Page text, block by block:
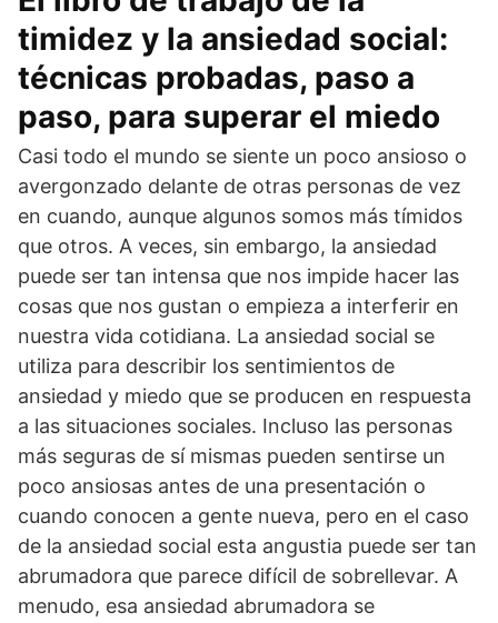
timidez y la ansiedad social:
técnicas probadas, paso a
paso, para superar el miedo
Casi todo el mundo se siente un poco ansioso o
avergonzado delante de otras personas de vez
en cuando, aunque algunos somos más tímidos
que otros. A veces, sin embargo, la ansiedad
puede ser tan intensa que nos impide hacer las
cosas que nos gustan o empieza a interferir en
nuestra vida cotidiana. La ansiedad social se
utiliza para describir los sentimientos de
ansiedad y miedo que se producen en respuesta
a las situaciones sociales. Incluso las personas
más seguras de sí mismas pueden sentirse un
poco ansiosas antes de una presentación o
cuando conocen a gente nueva, pero en el caso
de la ansiedad social esta angustia puede ser tan
abrumadora que parece difícil de sobrellevar. A
menudo, esa ansiedad abrumadora se